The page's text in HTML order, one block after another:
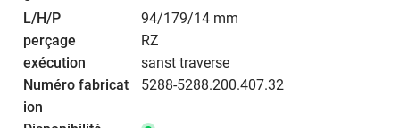
94/179/14 mm
RZ
sanst traverse
5288-5288.200.407.32